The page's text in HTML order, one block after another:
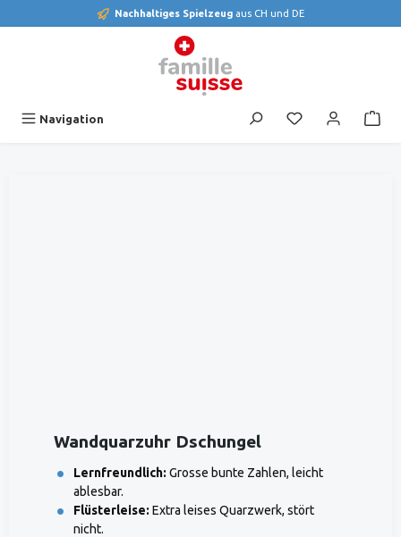
Nachhaltiges Spielzeug aus CH und DE
Navigation Du hast 0
Wandquarzuhr Dschungel
Lernfreundlich: Grosse bunte Zahlen, leicht
ablesbar.
Flüsterleise: Extra leises Quarzwerk, stört
nicht.